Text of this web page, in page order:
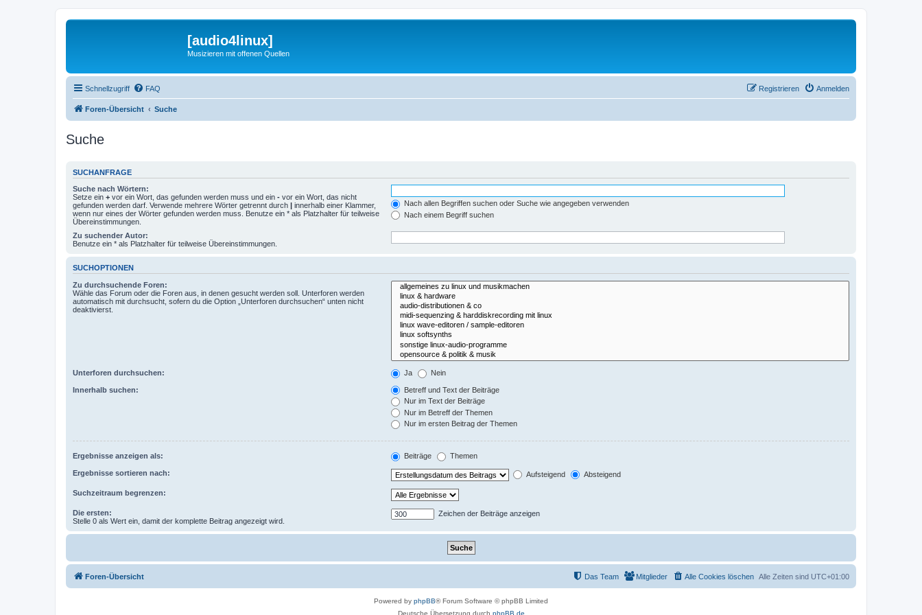
[audio4linux]
Musizieren mit offenen Quellen
Schnellzugriff FAQ Anmelden
Registrieren
Foren-Übersicht Suche
Suche
SUCHANFRAGE
Suche nach Wörtern:
Setze ein + vor ein Wort, das gefunden werden muss und ein - vor ein Wort, das nicht
gefunden werden darf. Verwende mehrere Wörter getrennt durch | innerhalb einer Klammer,
wenn nur eines der Wörter gefunden werden muss. Benutze ein * als Platzhalter für teilweise
Übereinstimmungen.
Nach allen Begriffen suchen oder Suche wie angegeben verwenden
Nach einem Begriff suchen
Zu suchender Autor:
Benutze ein * als Platzhalter für teilweise Übereinstimmungen.
SUCHOPTIONEN
Zu durchsuchende Foren:
Wähle das Forum oder die Foren aus, in denen gesucht werden soll. Unterforen werden
automatisch mit durchsucht, sofern du die Option „Unterforen durchsuchen“ unten nicht
deaktivierst.
Unterforen durchsuchen: Ja Nein
Innerhalb suchen:
Betreff und Text der Beiträge
Nur im Text der Beiträge
Nur im Betreff der Themen
Nur im ersten Beitrag der Themen
Ergebnisse anzeigen als: Beiträge Themen
Ergebnisse sortieren nach: Aufsteigend Absteigend
Suchzeitraum begrenzen:
Die ersten:
Stelle 0 als Wert ein, damit der komplette Beitrag angezeigt wird.
Zeichen der Beiträge anzeigen
Foren-Übersicht Alle Zeiten sind UTC+01:00
Alle Cookies löschen
Mitglieder
Das Team
Powered by phpBB® Forum Software © phpBB Limited
Deutsche Übersetzung durch phpBB.de